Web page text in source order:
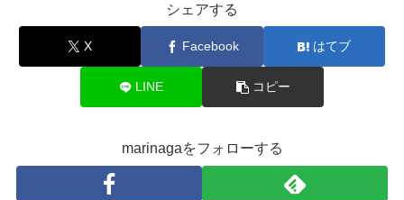
シェアする
X Facebook はてブ
LINE コピー
marinagaをフォローする